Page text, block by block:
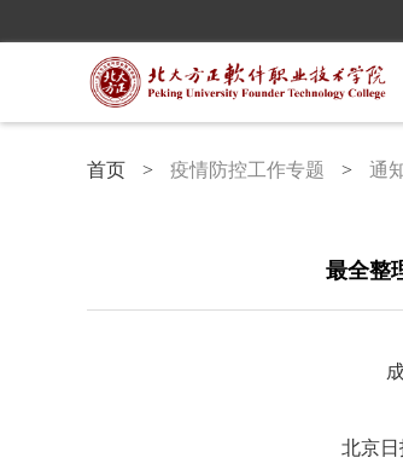
首页 > 疫情防控工作专题 > 通
最全整
北京日